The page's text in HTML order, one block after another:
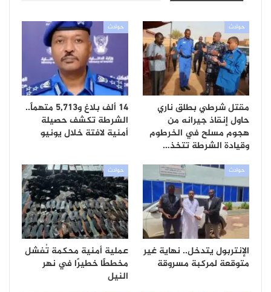
حوادث
مقتل شرطي بطلق ناري
حاول إنقاذ جيرانه من
هجوم مسلح في الخرطوم
وقيادة الشرطة تتخذ…
حوادث
14 ألف بلاغ و5,713 متهماً..
الشرطة تكشف حصيلة
أمنية لافتة خلال يونيو
حوادث
الإنتربول يتدخل.. نهاية غير
متوقعة لمركبة مسروقة
حوادث
عملية أمنية محكمة تُفشل
مخططًا خطيرًا في نهر
النيل